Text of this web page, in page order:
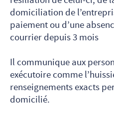
domiciliation de
paiement ou d’une
courrier depuis 3 mois
Il communique aux
exécutoire comme
renseignements exacts
domicilié.